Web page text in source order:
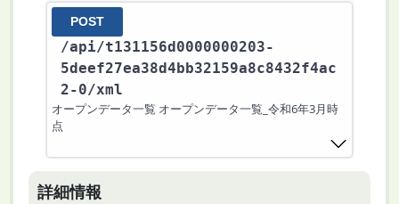
POST
/api/t131156d0000000203-
5deef27ea38d4bb32159a8c8432f4ac
2-0/xml
オープンデータ一覧 オープンデータ一覧_令和6年3月時
点
詳細情報